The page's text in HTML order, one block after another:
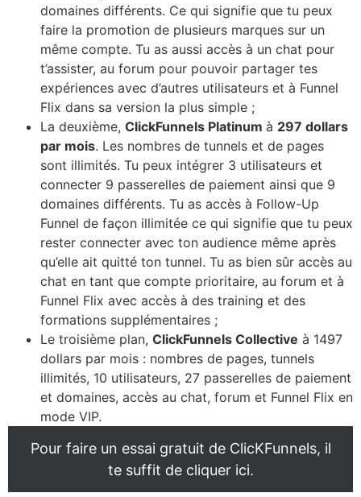
domaines différents. Ce qui signifie que tu peux
faire la promotion de plusieurs marques sur un
même compte. Tu as aussi accès à un chat pour
t’assister, au forum pour pouvoir partager tes
expériences avec d’autres utilisateurs et à Funnel
Flix dans sa version la plus simple ;
La deuxième, ClickFunnels Platinum à 297 dollars
par mois. Les nombres de tunnels et de pages
sont illimités. Tu peux intégrer 3 utilisateurs et
connecter 9 passerelles de paiement ainsi que 9
domaines différents. Tu as accès à Follow-Up
Funnel de façon illimitée ce qui signifie que tu peux
rester connecter avec ton audience même après
qu’elle ait quitté ton tunnel. Tu as bien sûr accès au
chat en tant que compte prioritaire, au forum et à
Funnel Flix avec accès à des training et des
formations supplémentaires ;
Le troisième plan, ClickFunnels Collective à 1497
dollars par mois : nombres de pages, tunnels
illimités, 10 utilisateurs, 27 passerelles de paiement
et domaines, accès au chat, forum et Funnel Flix en
mode VIP.
Pour faire un essai gratuit de ClicKFunnels, il
te suffit de cliquer ici.